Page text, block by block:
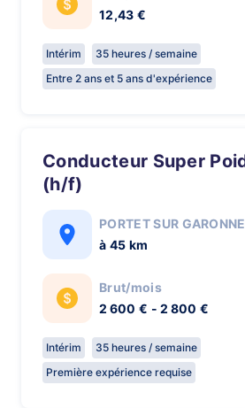
12,43 €
Intérim
35 heures / semaine
Entre 2 ans et 5 ans d'expérience
Conducteur Super Poids Lourds
(h/f)
PORTET SUR GARONNE
à 45 km
Brut/mois
2 600 € - 2 800 €
Intérim
35 heures / semaine
Première expérience requise